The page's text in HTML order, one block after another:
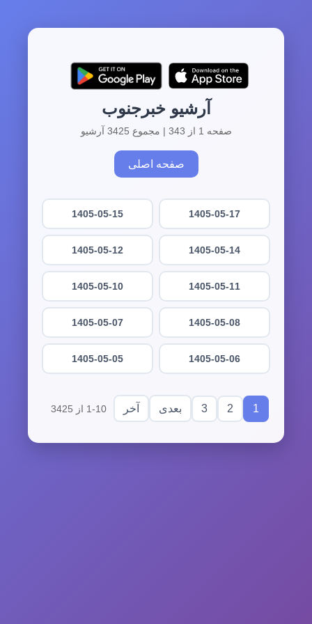
آرشیو خبرجنوب
صفحه 1 از 343 | مجموع 3425 آرشیو
صفحه اصلی
1405-05-17
1405-05-15
1405-05-14
1405-05-12
1405-05-11
1405-05-10
1405-05-08
1405-05-07
1405-05-06
1405-05-05
1
2
3 بعدی آخر 1-10 از 3425